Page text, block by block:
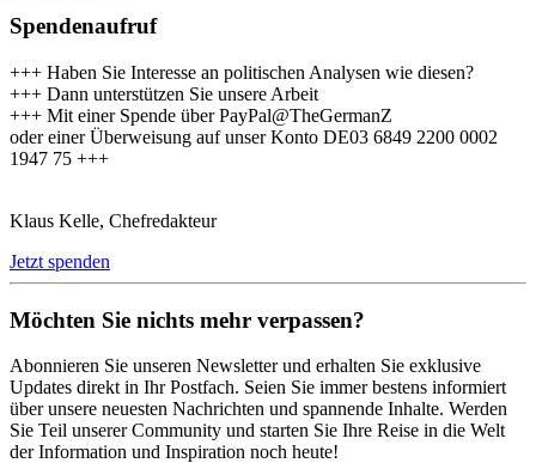
Spendenaufruf
+++ Haben Sie Interesse an politischen Analysen wie diesen?
+++ Dann unterstützen Sie unsere Arbeit
+++ Mit einer Spende über PayPal@TheGermanZ
oder einer Überweisung auf unser Konto DE03 6849 2200 0002
1947 75 +++
Klaus Kelle, Chefredakteur
Jetzt spenden
Möchten Sie nichts mehr verpassen?
Abonnieren Sie unseren Newsletter und erhalten Sie exklusive
Updates direkt in Ihr Postfach. Seien Sie immer bestens informiert
über unsere neuesten Nachrichten und spannende Inhalte. Werden
Sie Teil unserer Community und starten Sie Ihre Reise in die Welt
der Information und Inspiration noch heute!